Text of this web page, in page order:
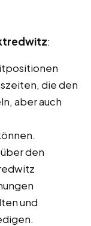
:
die den
aber auch
den
und